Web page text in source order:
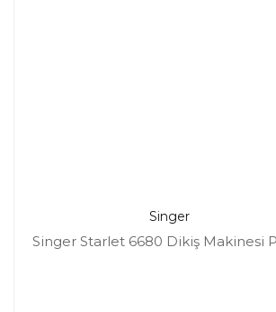
Singer
Singer Starlet 6680 Dikiş Makinesi